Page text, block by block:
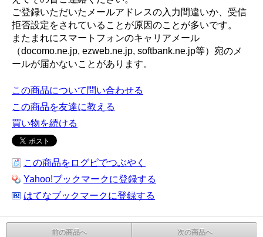
ご登録いただいたメールアドレスの入力間違いか、受信
拒否設定をされていることが原因のことが多いです。
またまれにスマートフォンのキャリアメール
（docomo.ne.jp, ezweb.ne.jp, softbank.ne.jp等）宛のメ
ールが届かないことがあります。
この商品について問い合わせる
この商品を友達に教える
買い物を続ける
この商品をログピでつぶやく
Yahoo!ブックマークに登録する
はてなブックマークに登録する
前の商品へ 次の商品へ